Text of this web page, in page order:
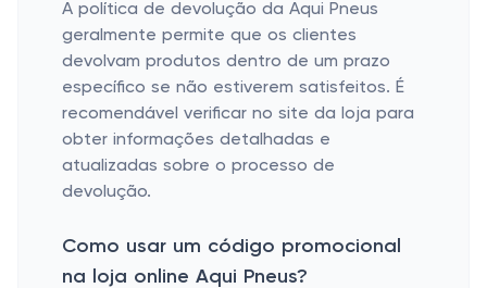
A política de devolução da Aqui Pneus
geralmente permite que os clientes
devolvam produtos dentro de um prazo
específico se não estiverem satisfeitos. É
recomendável verificar no site da loja para
obter informações detalhadas e
atualizadas sobre o processo de
devolução.
Como usar um código promocional
na loja online Aqui Pneus?